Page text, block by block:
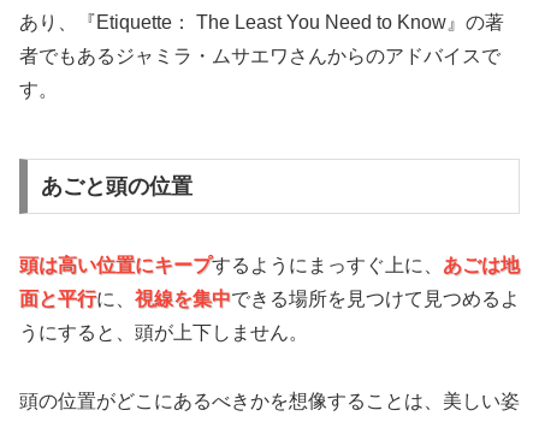
あり、『Etiquette： The Least You Need to Know』の著
者でもあるジャミラ・ムサエワさんからのアドバイスで
す。
あごと頭の位置
頭は高い位置にキープするようにまっすぐ上に、 あごは地
面と平行に、 視線を集中できる場所を見つけて見つめるよ
うにすると、頭が上下しません。
頭の位置がどこにあるべきかを想像することは、美しい姿